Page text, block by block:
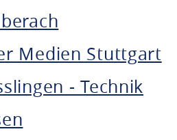
Medien Stuttgart
- Technik